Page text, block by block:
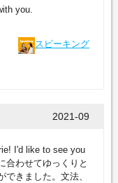
you.
スピーキング
2021-09
I'd like to see you
合わせてゆっくりと
きました。文法、